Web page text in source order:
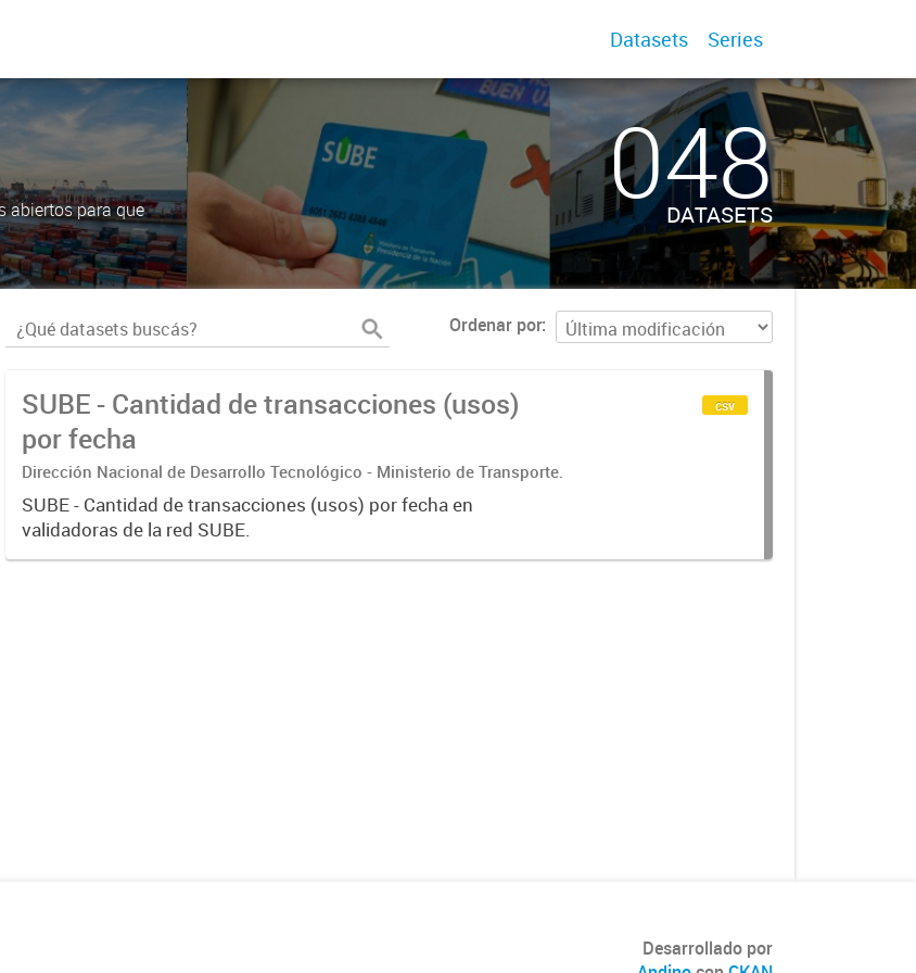
Datasets Series
abiertos para que
048
DATASETS
Ordenar por
SUBE - Cantidad de transacciones (usos)
por fecha
Dirección Nacional de Desarrollo Tecnológico - Ministerio de Transporte.
SUBE - Cantidad de transacciones (usos) por fecha en
validadoras de la red SUBE.
csv
Desarrollado por